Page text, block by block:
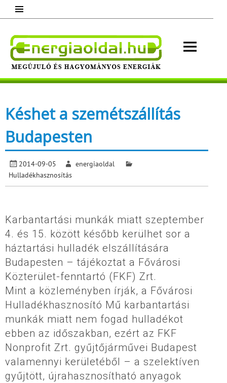
content
Megújuló és hagyományos energiák.
Késhet a szemétszállítás
Budapesten
2014-09-05
energiaoldal
Hulladékhasznosítás
Karbantartási munkák miatt szeptember
4. és 15. között később kerülhet sor a
háztartási hulladék elszállítására
Budapesten – tájékoztat a Fővárosi
Közterület-fenntartó (FKF) Zrt.
Mint a közleményben írják, a Fővárosi
Hulladékhasznosító Mű karbantartási
munkák miatt nem fogad hulladékot
ebben az időszakban, ezért az FKF
Nonprofit Zrt. gyűjtőjárművei Budapest
valamennyi kerületéből – a szelektíven
gyűjtött, újrahasznosítható anyagok